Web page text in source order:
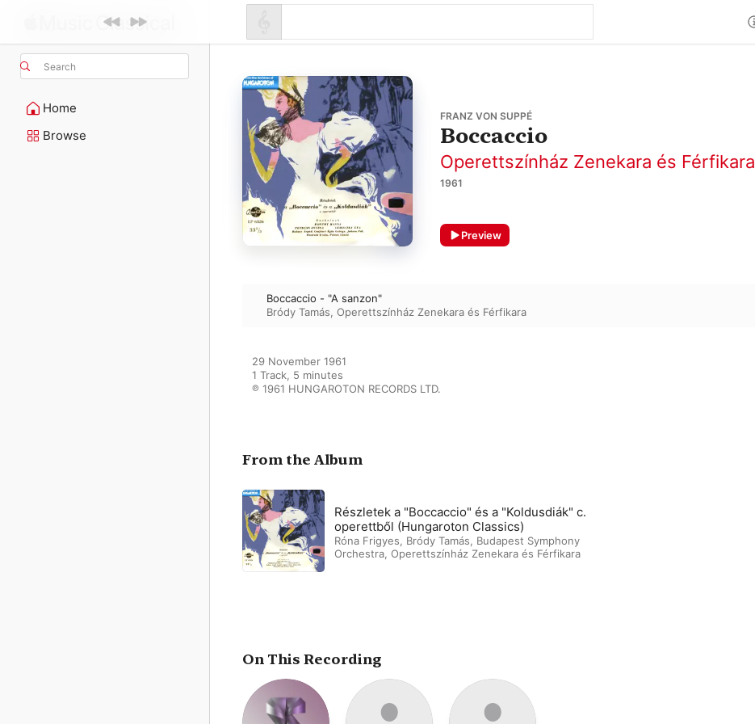
Search
Home
Browse
FRANZ VON SUPPÉ
Boccaccio
Operettszínház Zenekara és Férfikara
1961
Preview
Boccaccio - "A sanzon"
Bródy Tamás, Operettszínház Zenekara és Férfikara
29 November 1961
1 Track, 5 minutes
℗ 1961 HUNGAROTON RECORDS LTD.
From the Album
Részletek a "Boccaccio" és a "Koldusdiák" c.
operettből (Hungaroton Classics)
Róna Frigyes, Bródy Tamás, Budapest Symphony
Orchestra, Operettszínház Zenekara és Férfikara
On This Recording